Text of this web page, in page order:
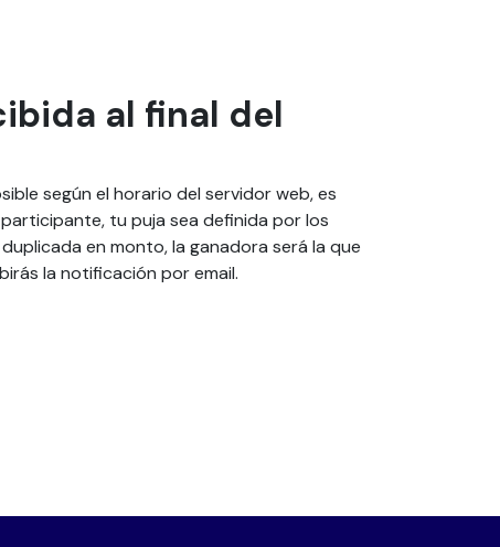
al final del
según el horario del servidor web, es
tu puja sea definida por los
en monto, la ganadora será la que
la notificación por email.